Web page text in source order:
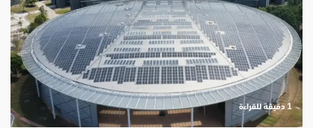
‫1 دقيقة للقراءة